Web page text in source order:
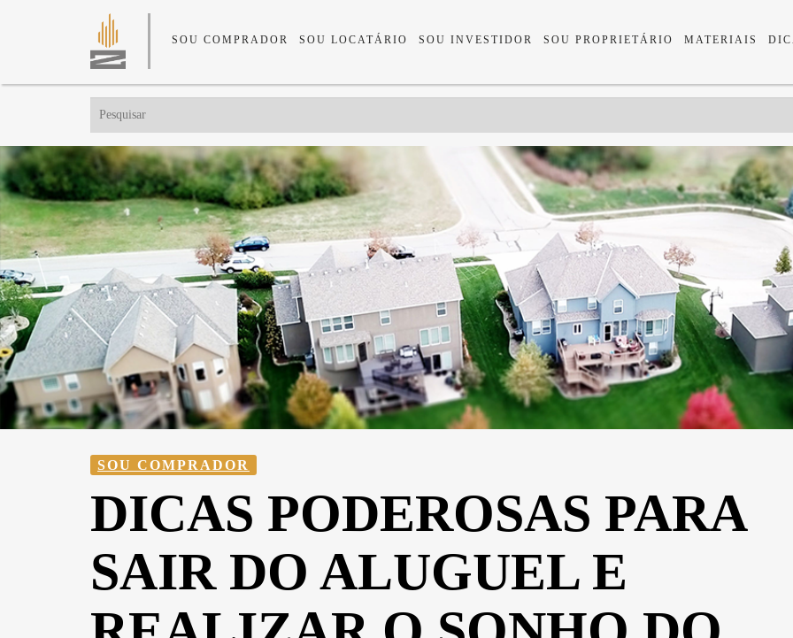
SOU COMPRADOR SOU LOCATÁRIO SOU INVESTIDOR SOU PROPRIETÁRIO MATERIAIS
SOU COMPRADOR
DICAS PODEROSAS PARA
SAIR DO ALUGUEL E